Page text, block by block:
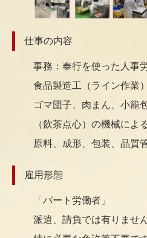
仕事の内容
事務：奉行を使った人
食品製造工（ライン作業）
ゴマ団子、肉まん、小籠
（飲茶点心）の機械によ
原料、成形、包装、品質
雇用形態
「パート労働者」
派遣、請負では有りません